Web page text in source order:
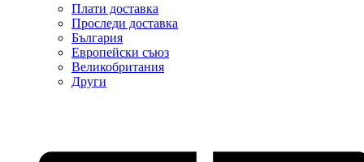
Плати доставка
Проследи доставка
България
Европейски съюз
Великобритания
Други